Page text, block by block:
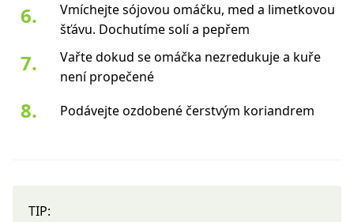
Vmíchejte sójovou omáčku, med a limetkovou
šťávu. Dochutíme solí a pepřem
Vařte dokud se omáčka nezredukuje a kuře
není propečené
Podávejte ozdobené čerstvým koriandrem
TIP: